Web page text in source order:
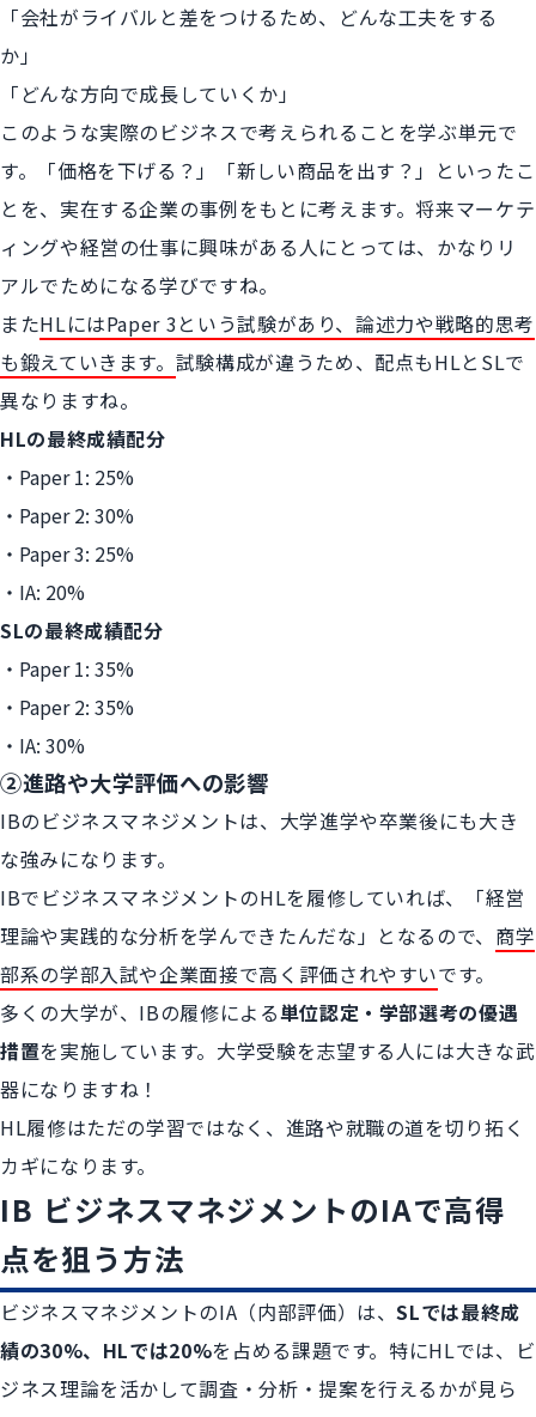
「会社がライバルと差をつけるため、どんな工夫をする
か」
「どんな方向で成長していくか」
このような実際のビジネスで考えられることを学ぶ単元で
す。「価格を下げる？」「新しい商品を出す？」といったこ
とを、実在する企業の事例をもとに考えます。将来マーケテ
ィングや経営の仕事に興味がある人にとっては、かなりリ
アルでためになる学びですね。
またHLにはPaper 3という試験があり、論述力や戦略的思考
も鍛えていきます。 試験構成が違うため、配点もHLとSLで
異なりますね。
HLの最終成績配分
Paper 1: 25%
Paper 2: 30%
Paper 3: 25%
IA: 20%
SLの最終成績配分
Paper 1: 35%
Paper 2: 35%
IA: 30%
②進路や大学評価への影響
IBのビジネスマネジメントは、大学進学や卒業後にも大き
な強みになります。
IBでビジネスマネジメントのHLを履修していれば、「経営
理論や実践的な分析を学んできたんだな」となるので、 商学
部系の学部入試や企業面接で高く評価されやすいです。
多くの大学が、IBの履修による単位認定・学部選考の優遇
措置を実施しています。大学受験を志望する人には大きな武
器になりますね！
HL履修はただの学習ではなく、進路や就職の道を切り拓く
カギになります。
IB ビジネスマネジメントのIAで高得
点を狙う方法
ビジネスマネジメントのIA（内部評価）は、SLでは最終成
績の30%、HLでは20%を占める課題です。特にHLでは、ビ
ジネス理論を活かして調査・分析・提案を行えるかが見ら